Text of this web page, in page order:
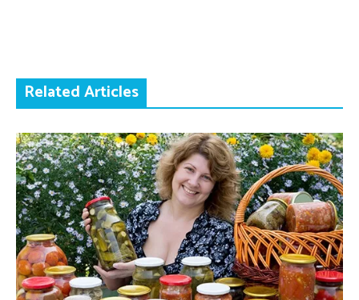
Related Articles